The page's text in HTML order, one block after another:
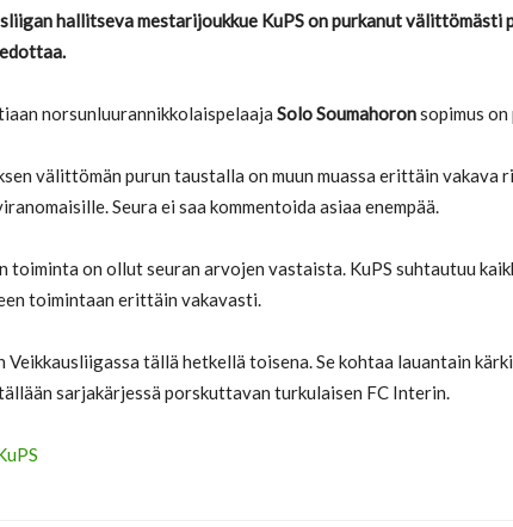
hallitseva mestarijoukkue KuPS on purkanut välittömästi
norsunluurannikkolaispelaaja Solo Soumahoronsopimus
välittömän purun taustalla on muun muassa erittäin vakava
Seura ei saa kommentoida asiaa enempää.
toiminta on ollut seuran arvojen vastaista. KuPS suhtautuu
toimintaan erittäin vakavasti.
Veikkausliigassa tällä hetkellä toisena. Se kohtaa lauantain
sarjakärjessä porskuttavan turkulaisen FC Interin.